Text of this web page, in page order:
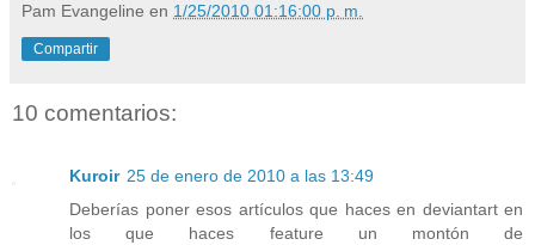
Pam Evangeline en 1/25/2010 01:16:00 p. m.
Compartir
10 comentarios:
Kuroir 25 de enero de 2010 a las 13:49
Deberías poner esos artículos que haces en deviantart en
los que haces feature un montón de